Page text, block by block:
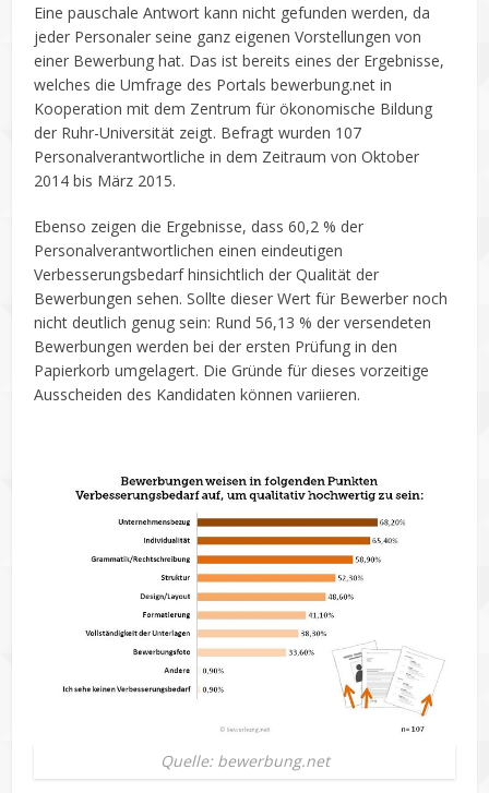
Eine pauschale Antwort kann nicht gefunden werden, da
jeder Personaler seine ganz eigenen Vorstellungen von
einer Bewerbung hat. Das ist bereits eines der Ergebnisse,
welches die Umfrage des Portals bewerbung.net in
Kooperation mit dem Zentrum für ökonomische Bildung
der Ruhr-Universität zeigt. Befragt wurden 107
Personalverantwortliche in dem Zeitraum von Oktober
2014 bis März 2015.
Ebenso zeigen die Ergebnisse, dass 60,2 % der
Personalverantwortlichen einen eindeutigen
Verbesserungsbedarf hinsichtlich der Qualität der
Bewerbungen sehen. Sollte dieser Wert für Bewerber noch
nicht deutlich genug sein: Rund 56,13 % der versendeten
Bewerbungen werden bei der ersten Prüfung in den
Papierkorb umgelagert. Die Gründe für dieses vorzeitige
Ausscheiden des Kandidaten können variieren.
Quelle: bewerbung.net